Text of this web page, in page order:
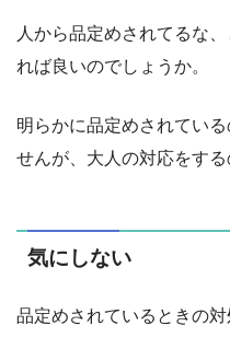
人から品定めされてるな
れば良いのでしょうか。
明らかに品定めされてい
せんが、大人の対応をする
気にしない
品定めされているときの